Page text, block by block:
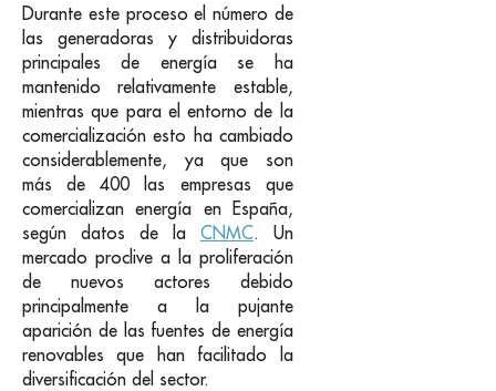
Durante este proceso el número de
las generadoras y distribuidoras
principales de energía se ha
mantenido relativamente estable,
mientras que para el entorno de la
comercialización esto ha cambiado
considerablemente, ya que son
más de 400 las empresas que
comercializan energía en España,
según datos de la CNMC. Un
mercado proclive a la proliferación
de nuevos actores debido
principalmente a la pujante
aparición de las fuentes de energía
renovables que han facilitado la
diversificación del sector.